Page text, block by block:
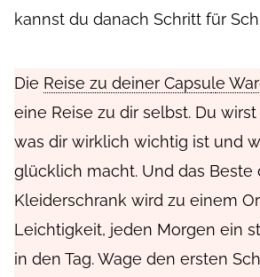
kannst du danach Schritt für
Die Reise zu deiner Capsule
eine Reise zu dir selbst. Du
was dir wirklich wichtig ist und
glücklich macht. Und das Beste
Kleiderschrank wird zu einem
Leichtigkeit, jeden Morgen ein
in den Tag. Wage den ersten